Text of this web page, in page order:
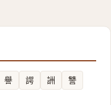
譽 諤 詶
讐